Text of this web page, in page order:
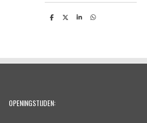
D
D
S
D
OPENINGSTIJDEN: